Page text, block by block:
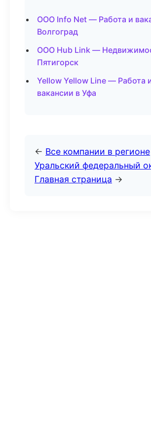
ООО Info Net — Работа и
Волгоград
ООО Hub Link —
Пятигорск
Yellow Yellow Line — Работа
вакансии в Уфа
← Все компании в регионе
Уральский федеральный
Главная страница →